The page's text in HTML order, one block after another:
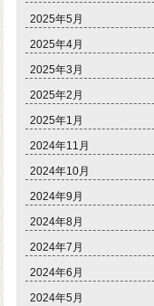
2025年5月
2025年4月
2025年3月
2025年2月
2025年1月
2024年11月
2024年10月
2024年9月
2024年8月
2024年7月
2024年6月
2024年5月